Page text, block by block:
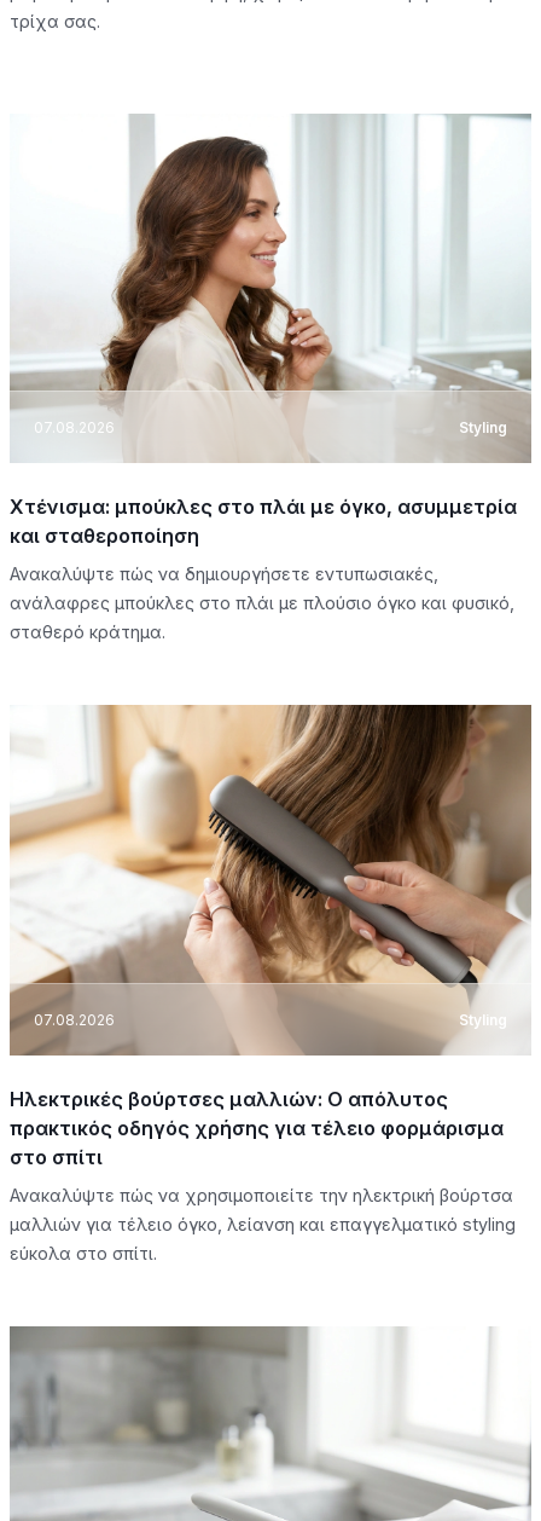
τρίχα σας.
07.08.2026 Styling
Χτένισμα: μπούκλες στο πλάι με όγκο, ασυμμετρία
και σταθεροποίηση
Ανακαλύψτε πώς να δημιουργήσετε εντυπωσιακές,
ανάλαφρες μπούκλες στο πλάι με πλούσιο όγκο και φυσικό,
σταθερό κράτημα.
07.08.2026 Styling
Ηλεκτρικές βούρτσες μαλλιών: Ο απόλυτος
πρακτικός οδηγός χρήσης για τέλειο φορμάρισμα
στο σπίτι
Ανακαλύψτε πώς να χρησιμοποιείτε την ηλεκτρική βούρτσα
μαλλιών για τέλειο όγκο, λείανση και επαγγελματικό styling
εύκολα στο σπίτι.